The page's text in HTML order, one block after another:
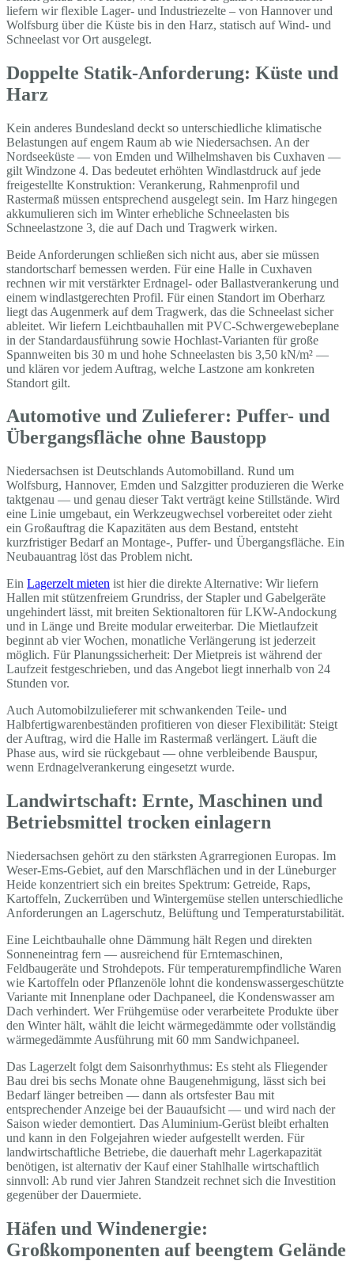
liefern wir flexible Lager- und Industriezelte – von Hannover und
Wolfsburg über die Küste bis in den Harz, statisch auf Wind- und
Schneelast vor Ort ausgelegt.
Doppelte Statik-Anforderung: Küste und
Harz
Kein anderes Bundesland deckt so unterschiedliche klimatische
Belastungen auf engem Raum ab wie Niedersachsen. An der
Nordseeküste — von Emden und Wilhelmshaven bis Cuxhaven —
gilt Windzone 4. Das bedeutet erhöhten Windlastdruck auf jede
freigestellte Konstruktion: Verankerung, Rahmenprofil und
Rastermaß müssen entsprechend ausgelegt sein. Im Harz hingegen
akkumulieren sich im Winter erhebliche Schneelasten bis
Schneelastzone 3, die auf Dach und Tragwerk wirken.
Beide Anforderungen schließen sich nicht aus, aber sie müssen
standortscharf bemessen werden. Für eine Halle in Cuxhaven
rechnen wir mit verstärkter Erdnagel- oder Ballastverankerung und
einem windlastgerechten Profil. Für einen Standort im Oberharz
liegt das Augenmerk auf dem Tragwerk, das die Schneelast sicher
ableitet. Wir liefern Leichtbauhallen mit PVC-Schwergewebeplane
in der Standardausführung sowie Hochlast-Varianten für große
Spannweiten bis 30 m und hohe Schneelasten bis 3,50 kN/m² —
und klären vor jedem Auftrag, welche Lastzone am konkreten
Standort gilt.
Automotive und Zulieferer: Puffer- und
Übergangsfläche ohne Baustopp
Niedersachsen ist Deutschlands Automobilland. Rund um
Wolfsburg, Hannover, Emden und Salzgitter produzieren die Werke
taktgenau — und genau dieser Takt verträgt keine Stillstände. Wird
eine Linie umgebaut, ein Werkzeugwechsel vorbereitet oder zieht
ein Großauftrag die Kapazitäten aus dem Bestand, entsteht
kurzfristiger Bedarf an Montage-, Puffer- und Übergangsfläche. Ein
Neubauantrag löst das Problem nicht.
Ein Lagerzelt mieten ist hier die direkte Alternative: Wir liefern
Hallen mit stützenfreiem Grundriss, der Stapler und Gabelgeräte
ungehindert lässt, mit breiten Sektionaltoren für LKW-Andockung
und in Länge und Breite modular erweiterbar. Die Mietlaufzeit
beginnt ab vier Wochen, monatliche Verlängerung ist jederzeit
möglich. Für Planungssicherheit: Der Mietpreis ist während der
Laufzeit festgeschrieben, und das Angebot liegt innerhalb von 24
Stunden vor.
Auch Automobilzulieferer mit schwankenden Teile- und
Halbfertigwarenbeständen profitieren von dieser Flexibilität: Steigt
der Auftrag, wird die Halle im Rastermaß verlängert. Läuft die
Phase aus, wird sie rückgebaut — ohne verbleibende Bauspur,
wenn Erdnagelverankerung eingesetzt wurde.
Landwirtschaft: Ernte, Maschinen und
Betriebsmittel trocken einlagern
Niedersachsen gehört zu den stärksten Agrarregionen Europas. Im
Weser-Ems-Gebiet, auf den Marschflächen und in der Lüneburger
Heide konzentriert sich ein breites Spektrum: Getreide, Raps,
Kartoffeln, Zuckerrüben und Wintergemüse stellen unterschiedliche
Anforderungen an Lagerschutz, Belüftung und Temperaturstabilität.
Eine Leichtbauhalle ohne Dämmung hält Regen und direkten
Sonneneintrag fern — ausreichend für Erntemaschinen,
Feldbaugeräte und Strohdepots. Für temperaturempfindliche Waren
wie Kartoffeln oder Pflanzenöle lohnt die kondenswassergeschützte
Variante mit Innenplane oder Dachpaneel, die Kondenswasser am
Dach verhindert. Wer Frühgemüse oder verarbeitete Produkte über
den Winter hält, wählt die leicht wärmegedämmte oder vollständig
wärmegedämmte Ausführung mit 60 mm Sandwichpaneel.
Das Lagerzelt folgt dem Saisonrhythmus: Es steht als Fliegender
Bau drei bis sechs Monate ohne Baugenehmigung, lässt sich bei
Bedarf länger betreiben — dann als ortsfester Bau mit
entsprechender Anzeige bei der Bauaufsicht — und wird nach der
Saison wieder demontiert. Das Aluminium-Gerüst bleibt erhalten
und kann in den Folgejahren wieder aufgestellt werden. Für
landwirtschaftliche Betriebe, die dauerhaft mehr Lagerkapazität
benötigen, ist alternativ der Kauf einer Stahlhalle wirtschaftlich
sinnvoll: Ab rund vier Jahren Standzeit rechnet sich die Investition
gegenüber der Dauermiete.
Häfen und Windenergie:
Großkomponenten auf beengtem Gelände